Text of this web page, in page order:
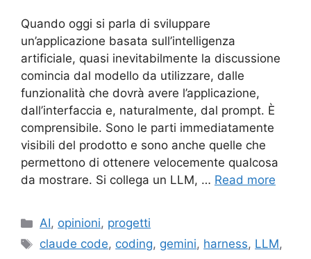
Quando oggi si parla di sviluppare
un’applicazione basata sull’intelligenza
artificiale, quasi inevitabilmente la discussione
comincia dal modello da utilizzare, dalle
funzionalità che dovrà avere l’applicazione,
dall’interfaccia e, naturalmente, dal prompt. È
comprensibile. Sono le parti immediatamente
visibili del prodotto e sono anche quelle che
permettono di ottenere velocemente qualcosa
da mostrare. Si collega un LLM, … Read more
Categories
AI, opinioni, progetti
Tags
claude code, coding, gemini, harness, LLM,